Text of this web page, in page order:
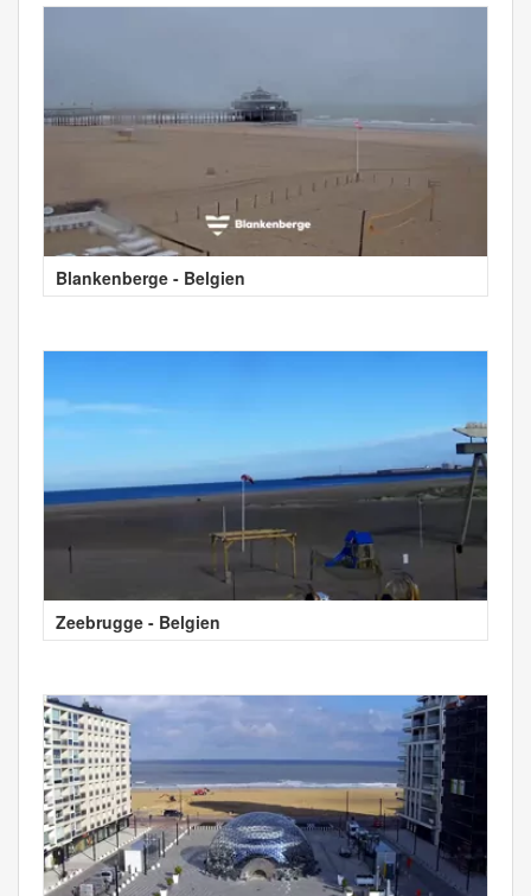
Blankenberge - Belgien
Zeebrugge - Belgien